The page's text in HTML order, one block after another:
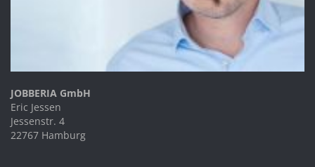
JOBBERIA GmbH
Eric Jessen
Jessenstr. 4
22767 Hamburg